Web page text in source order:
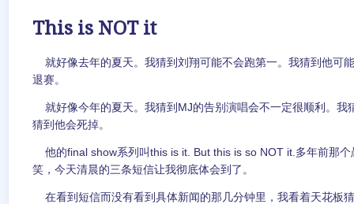
This is NOT it
就好像去年的夏天。我猜到刘翔可能不会跑第一。我猜到他可
退赛。
就好像今年的夏天。我猜到MJ的告别演唱会不一定很顺利。我
猜到他会死掉。
他的final show系列叫this is it. But this is so NOT it.多年前那个
笑，今天清晨的三条短信让我彻底体会到了。
在看到短信而没有看到具体新闻的那几分钟里，我看着天花板